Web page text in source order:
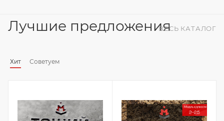
Лучшие предложения
Хит Советуем
ВЕСЬ КАТАЛОГ